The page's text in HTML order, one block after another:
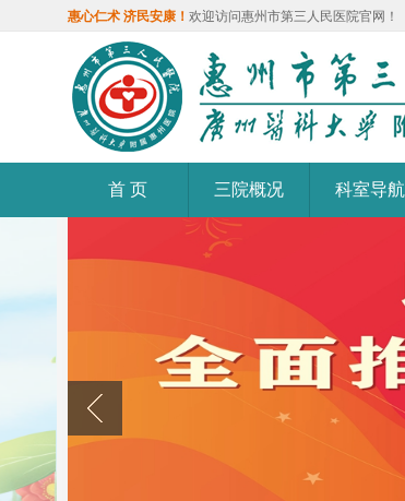
惠心仁术 济民安康！ 欢迎访问惠州市第三人民医院官网！
首 页 三院概况 科室导航